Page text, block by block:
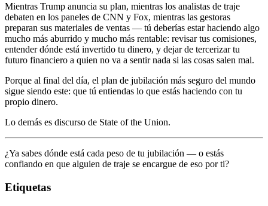
Mientras Trump anuncia su plan, mientras los analistas de traje
debaten en los paneles de CNN y Fox, mientras las gestoras
preparan sus materiales de ventas — tú deberías estar haciendo algo
mucho más aburrido y mucho más rentable: revisar tus comisiones,
entender dónde está invertido tu dinero, y dejar de tercerizar tu
futuro financiero a quien no va a sentir nada si las cosas salen mal.
Porque al final del día, el plan de jubilación más seguro del mundo
sigue siendo este: que tú entiendas lo que estás haciendo con tu
propio dinero.
Lo demás es discurso de State of the Union.
¿Ya sabes dónde está cada peso de tu jubilación — o estás
confiando en que alguien de traje se encargue de eso por ti?
Etiquetas